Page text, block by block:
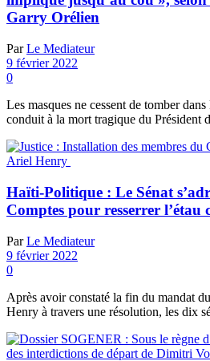
Garry Orélien
Par Le Mediateur
9 février 2022
0
Les masques ne cessent de tomber
conduit à la mort tragique du Président
Haïti-Politique : Le Sénat
Comptes pour resserrer
Par Le Mediateur
9 février 2022
0
Après avoir constaté la fin du mandat
Henry à travers une résolution, les dix